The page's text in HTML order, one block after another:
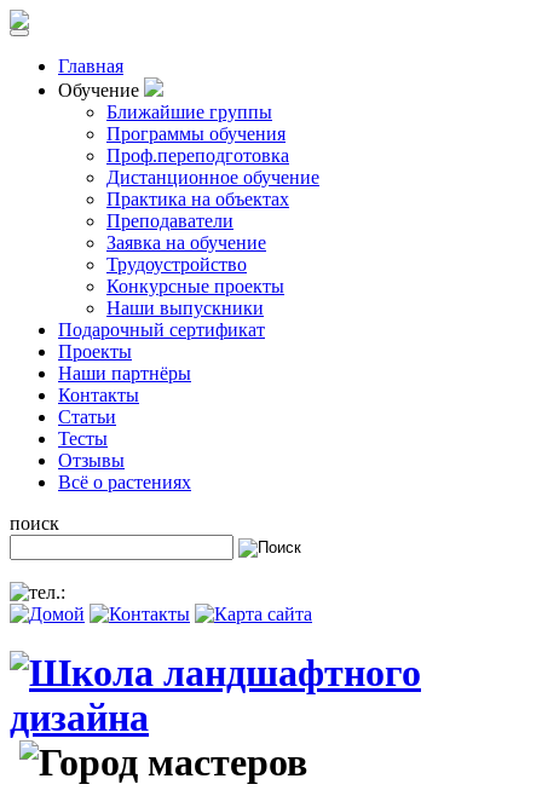
Главная
Обучение
Ближайшие группы
Программы обучения
Проф.переподготовка
Дистанционное обучение
Практика на объектах
Преподаватели
Заявка на обучение
Трудоустройство
Конкурсные проекты
Наши выпускники
Подарочный сертификат
Проекты
Наши партнёры
Контакты
Статьи
Тесты
Отзывы
Всё о растениях
поиск